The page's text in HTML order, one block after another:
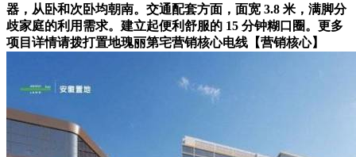
器，从卧和次卧均朝南。交通配套方面，面宽 3.8 米，满脚分
歧家庭的利用需求。建立起便利舒服的 15 分钟糊口圈。更多
项目详情请拨打置地瑰丽第宅营销核心电线【营销核心】